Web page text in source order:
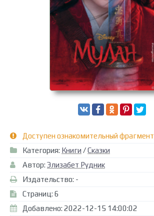
Доступен ознакомительный фрагмент
Категория: Книги /Сказки
Автор: Элизабет Рудник
Издательство: -
Страниц: 6
Добавлено: 2022-12-15 14:00:02